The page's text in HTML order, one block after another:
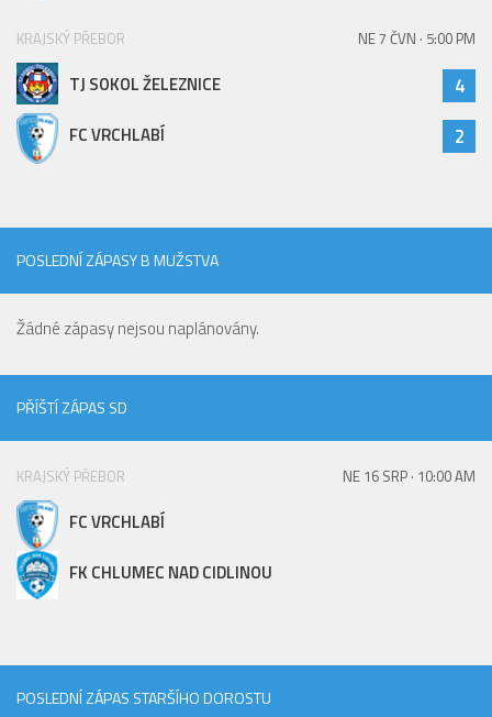
KRAJSKÝ PŘEBOR NE 7 ČVN · 5:00 PM
TJ SOKOL ŽELEZNICE 4
FC VRCHLABÍ 2
POSLEDNÍ ZÁPASY B MUŽSTVA
Žádné zápasy nejsou naplánovány.
PŘÍŠTÍ ZÁPAS SD
KRAJSKÝ PŘEBOR NE 16 SRP · 10:00 AM
FC VRCHLABÍ
FK CHLUMEC NAD CIDLINOU
POSLEDNÍ ZÁPAS STARŠÍHO DOROSTU